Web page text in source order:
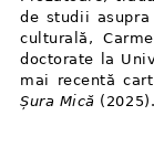
de studii
culturală,
doctorate la
mai recentă
Șura Mică (2025).